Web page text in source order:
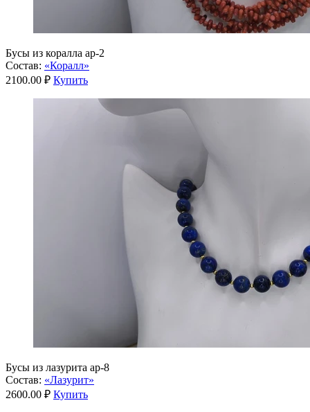
Бусы из коралла ар-2
Состав: «Коралл»
2100.00 ₽ Купить
Бусы из лазурита ар-8
Состав: «Лазурит»
2600.00 ₽ Купить